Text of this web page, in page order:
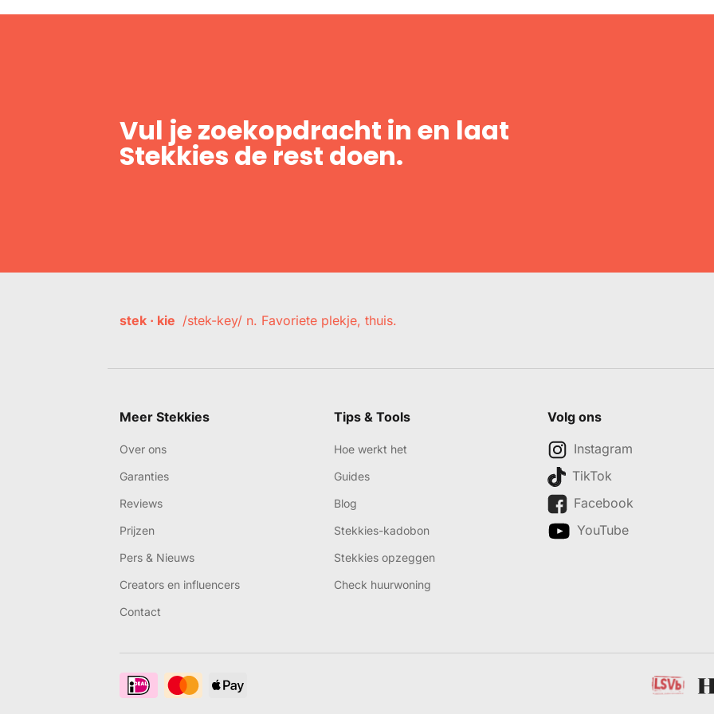
Vul je zoekopdracht in en laat
Stekkies de rest doen.
stek · kie /stek-key/ n. Favoriete plekje, thuis.
Meer Stekkies
Over ons
Garanties
Reviews
Prijzen
Pers & Nieuws
Creators en influencers
Contact
Tips & Tools
Hoe werkt het
Guides
Blog
Stekkies-kadobon
Stekkies opzeggen
Check huurwoning
Volg ons
Instagram
TikTok
Facebook
YouTube